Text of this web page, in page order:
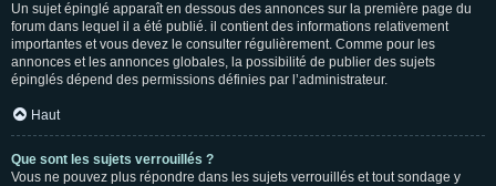
Un sujet épinglé apparaît en dessous des annonces sur la première page du
forum dans lequel il a été publié. il contient des informations relativement
importantes et vous devez le consulter régulièrement. Comme pour les
annonces et les annonces globales, la possibilité de publier des sujets
épinglés dépend des permissions définies par l’administrateur.
Haut
Que sont les sujets verrouillés ?
Vous ne pouvez plus répondre dans les sujets verrouillés et tout sondage y